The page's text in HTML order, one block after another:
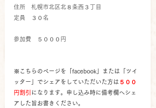
住所　札幌市北区北８条西３丁目
定員　３０名
参加費　５０００円
※こちらのページを「facebook」または「ツイ
ッター」でシェアをしていただいた方は ５００
円割引 になります。申し込み時に備考欄へシェ
アした旨お書きください。